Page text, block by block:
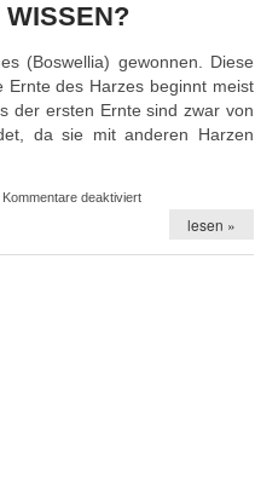
(Boswellia) gewonnen. Diese
Ernte des Harzes beginnt meist
der ersten Ernte sind zwar von
da sie mit anderen Harzen
Kommentare deaktiviertfür
Glaube
lesen »